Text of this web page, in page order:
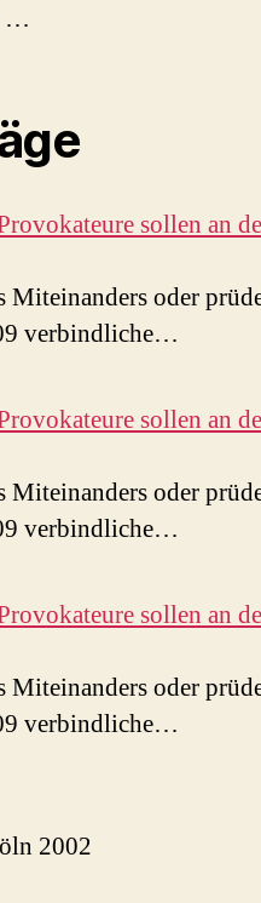
…
sollen an
Miteinanders oder
verbindliche…
sollen an
Miteinanders oder
verbindliche…
sollen an
Miteinanders oder
verbindliche…
2002